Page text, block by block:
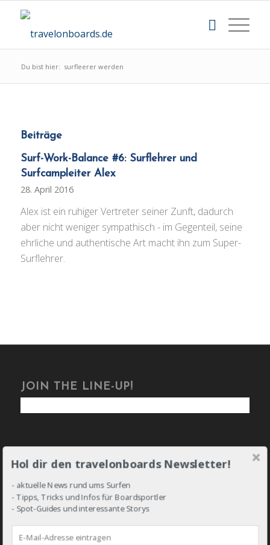
Du bist hier: surfleerer werden
Beiträge
Surf-Work-Balance #6: Surflehrer und
Surfcampleiter Alex
28. April 2016
Alex ist ein ruhiger Vertreter seiner Zunft, dadurch
aber nicht weniger sympathisch - im Gegenteil, seine
ehrliche und authentische Art macht ihn zum Super-
Surflehrer.
JOIN THE LINE-UP!
Hol dir den travelonboards Newsletter!
- aktuelle News rund ums Surfen
- Tipps, Tricks und Infos für Boardsportler
- Spot-Guides und interessante Storys